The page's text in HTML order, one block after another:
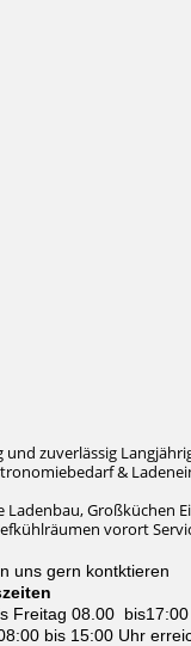
zuverlässig
&
Ladenbau, Großküchen
vorort
uns gern kontktieren
Freitag 08.00
bis 15:00 Uhr